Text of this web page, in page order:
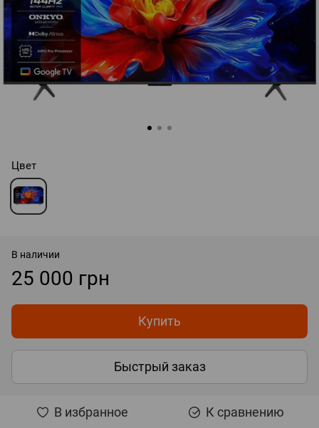
Цвет
В наличии
25 000 грн
Купить
Быстрый заказ
В избранное К сравнению